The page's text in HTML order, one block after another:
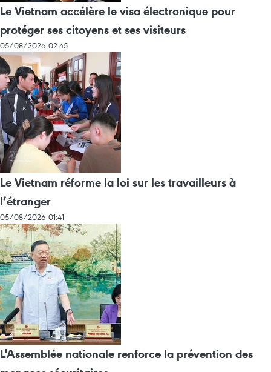
Le Vietnam accélère le visa électronique pour
protéger ses citoyens et ses visiteurs
05/08/2026 02:45
Le Vietnam réforme la loi sur les travailleurs à
l’étranger
05/08/2026 01:41
L'Assemblée nationale renforce la prévention des